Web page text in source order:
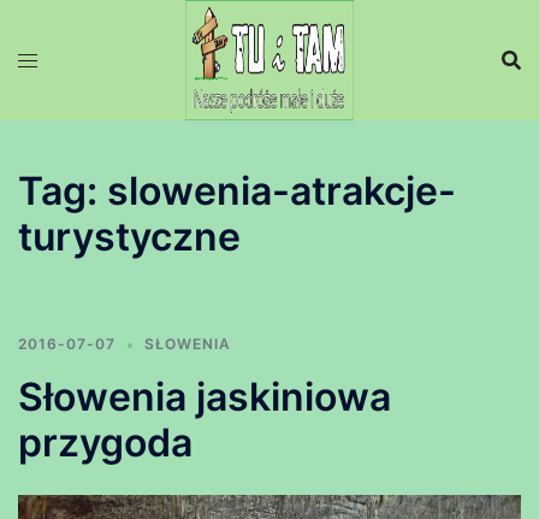
Tag: slowenia-atrakcje-
turystyczne
2016-07-07 SŁOWENIA
Słowenia jaskiniowa
przygoda